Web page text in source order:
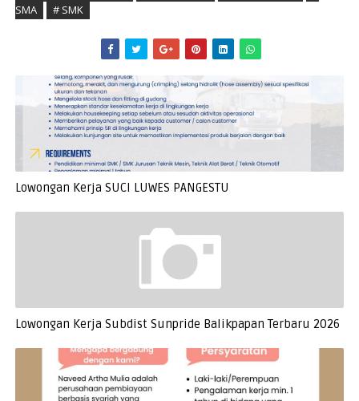
SMA
# SMK
Lowongan Kerja SUCI LUWES PANGESTU
Lowongan Kerja Subdist Sunpride Balikpapan Terbaru 2026